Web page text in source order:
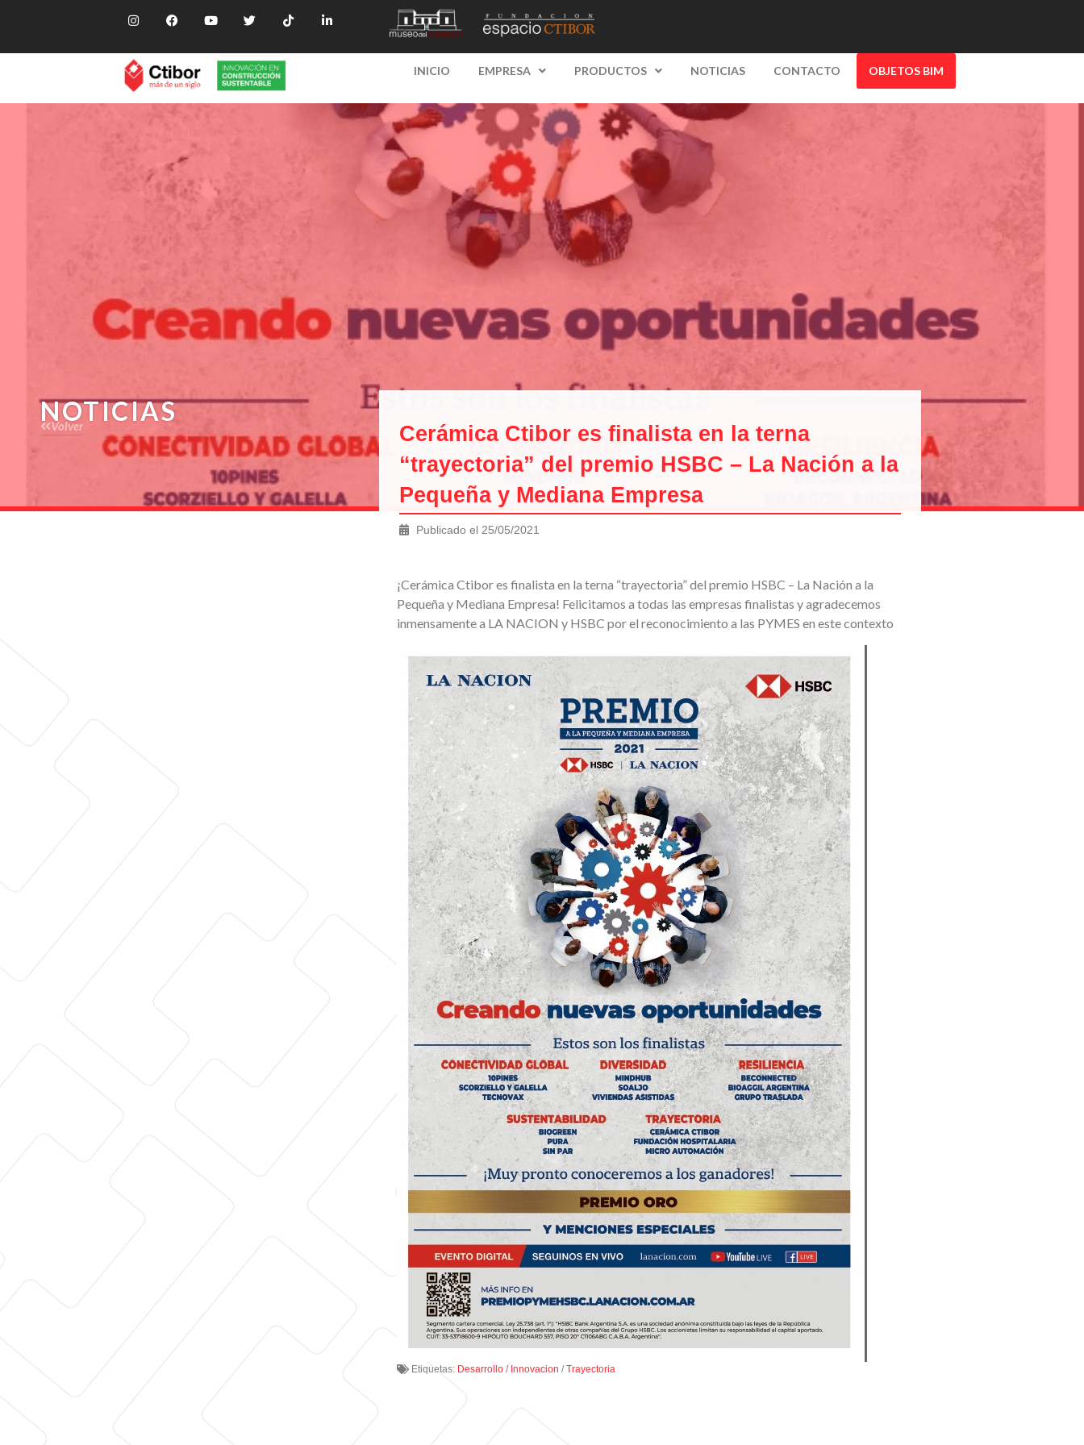
INICIO EMPRESA PRODUCTOS NOTICIAS CONTACTO OBJETOS BIM
NOTICIAS
Volver
Cerámica Ctibor es finalista en la terna
“trayectoria” del premio HSBC – La Nación a la
Pequeña y Mediana Empresa
Publicado el 25/05/2021
¡Cerámica Ctibor es finalista en la terna “trayectoria” del premio HSBC – La Nación a la
Pequeña y Mediana Empresa! Felicitamos a todas las empresas finalistas y agradecemos
inmensamente a LA NACION y HSBC por el reconocimiento a las PYMES en este contexto
Etiquetas: Desarrollo/ Innovacion /Trayectoria